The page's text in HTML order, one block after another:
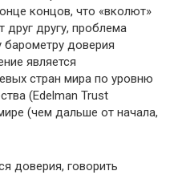
концов, что «вколют»
друг другу, проблема
доверия
является
стран мира по уровню
(Edelman Trust
(чем дальше от начала,
доверия, говорить